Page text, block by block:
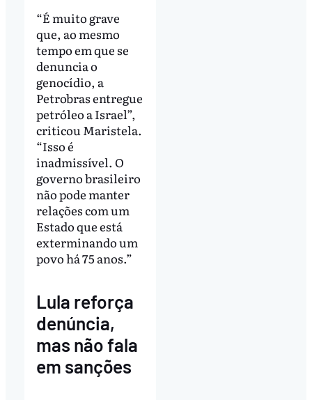
“É muito grave
que, ao mesmo
tempo em que se
denuncia o
genocídio, a
Petrobras entregue
petróleo a Israel”,
criticou Maristela.
“Isso é
inadmissível. O
governo brasileiro
não pode manter
relações com um
Estado que está
exterminando um
povo há 75 anos.”
Lula reforça
denúncia,
mas não fala
em sanções